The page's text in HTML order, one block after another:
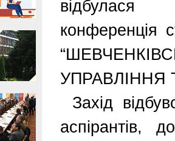
відбулася
конференція
УПРАВЛІННЯ
Захід
аспірантів,